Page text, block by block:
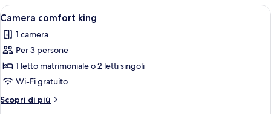
Apri
tutte
le
foto
per
Camera
comfort
king
Una camera d'albergo con un letto,
5
Camera comfort king
1 camera
Per 3 persone
1 letto matrimoniale o 2 letti singoli
Wi-Fi gratuito
Scopri di più
Altri